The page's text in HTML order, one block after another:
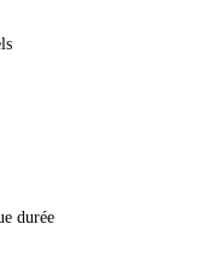
durée